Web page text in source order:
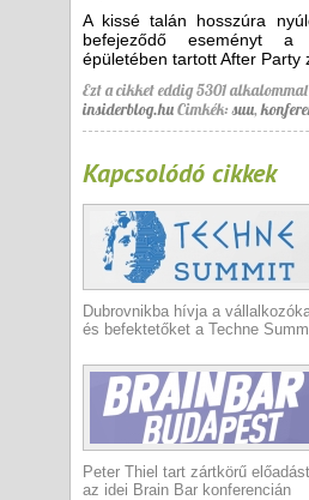
A kissé talán hosszúra
befejeződő eseményt a
épületében tartott After Party
Ezt a cikket eddig 5301
insiderblog.huCimkék:suu,
Kapcsolódó cikkek
Dubrovnikba hívja a
és befektetőket a Techne
Peter Thiel tart zártkörű előadást
az idei Brain Bar konferencián